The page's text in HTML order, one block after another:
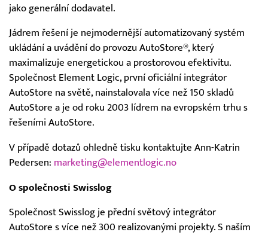
jako generální dodavatel.
Jádrem řešení je nejmodernější automatizovaný systém
ukládání a uvádění do provozu AutoStore®, který
maximalizuje energetickou a prostorovou efektivitu.
Společnost Element Logic, první oficiální integrátor
AutoStore na světě, nainstalovala více než 150 skladů
AutoStore a je od roku 2003 lídrem na evropském trhu s
řešeními AutoStore.
V případě dotazů ohledně tisku kontaktujte Ann-Katrin
Pedersen: marketing@elementlogic.no
O společnosti Swisslog
Společnost Swisslog je přední světový integrátor
AutoStore s více než 300 realizovanými projekty. S naším